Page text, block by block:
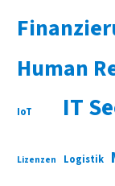
Human
IoT IT
Lizenzen Logistik